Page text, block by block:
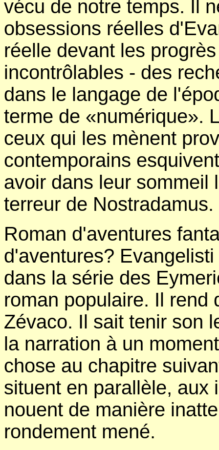
vécu de notre temps. Il
obsessions réelles
réelle devant les
incontrôlables - des
dans le langage de
terme de «numérique».
ceux qui les mènent
contemporains
avoir dans leur sommeil
terreur de Nostradamus.
Roman d'aventures
d'aventures?
dans la série des
roman populaire. Il rend
Zévaco. Il sait tenir son
la narration à un
chose au chapitre
situent en parallèle, aux
nouent de manière
rondement mené.